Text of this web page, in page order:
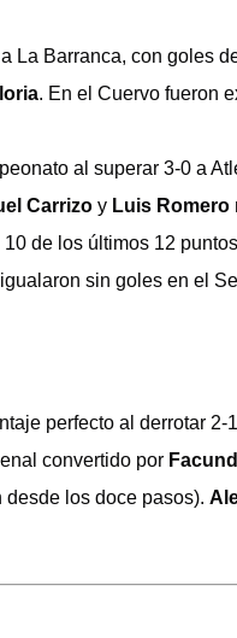
La Barranca, con goles
. En el Cuervo fueron
al superar 3-0 a
Carrizo y Luis Romero
de los últimos 12
sin goles en el
perfecto al derrotar 2-
convertido por
desde los doce pasos).